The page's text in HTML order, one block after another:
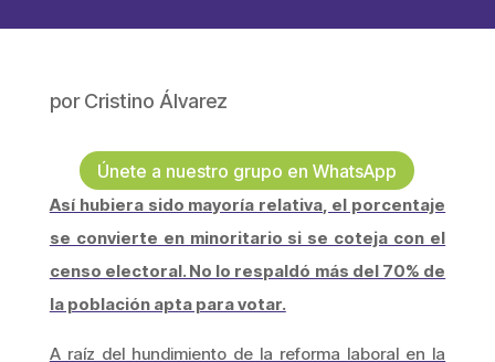
porCristino Álvarez
Únete a nuestro grupo en WhatsApp
Así hubiera sido mayoría relativa, el porcentaje
se convierte en minoritario si se coteja con el
censo electoral. No lo respaldó más del 70% de
la población apta para votar.
A raíz del hundimiento de la reforma laboral en la